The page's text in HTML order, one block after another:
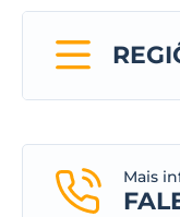
Mais